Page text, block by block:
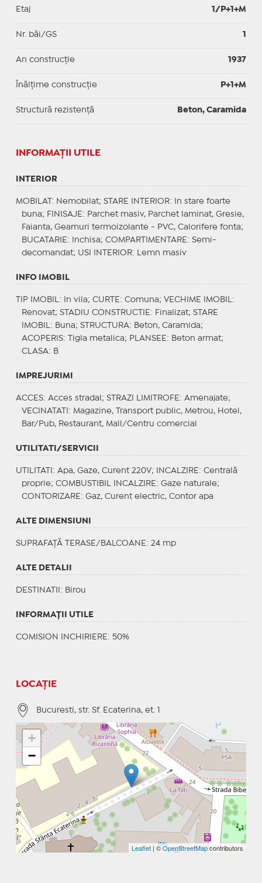
Etaj 1/P+1+M
Nr. băi/GS 1
An construcție 1937
Înălțime construcție P+1+M
Structură rezistență Beton, Caramida
INFORMAŢII UTILE
INTERIOR
MOBILAT : Nemobilat; STARE INTERIOR: In stare foarte
buna; FINISAJE : Parchet masiv, Parchet laminat, Gresie,
Faianta, Geamuri termoizolante - PVC, Calorifere fonta;
BUCATARIE : Inchisa; COMPARTIMENTARE : Semi-
decomandat; USI INTERIOR: Lemn masiv
INFO IMOBIL
TIP IMOBIL : In vila; CURTE : Comuna; VECHIME IMOBIL :
Renovat; STADIU CONSTRUCTIE : Finalizat; STARE
IMOBIL : Buna; STRUCTURA: Beton, Caramida;
ACOPERIS: Tigla metalica; PLANSEE : Beton armat;
CLASA: B
IMPREJURIMI
ACCES: Acces stradal; STRAZI LIMITROFE : Amenajate;
VECINATATI : Magazine, Transport public, Metrou, Hotel,
Bar/Pub, Restaurant, Mall/Centru comercial
UTILITATI/SERVICII
UTILITATI : Apa, Gaze, Curent 220V; INCALZIRE : Centrală
proprie; COMBUSTIBIL INCALZIRE : Gaze naturale;
CONTORIZARE : Gaz, Curent electric, Contor apa
ALTE DIMENSIUNI
SUPRAFAȚĂ TERASE/BALCOANE: 24 mp
ALTE DETALII
DESTINATII : Birou
INFORMAŢII UTILE
COMISION INCHIRIERE: 50%
LOCAȚIE
Bucuresti, str. Sf. Ecaterina, et. 1
+
−
Leaflet | ©OpenStreetMapcontributors